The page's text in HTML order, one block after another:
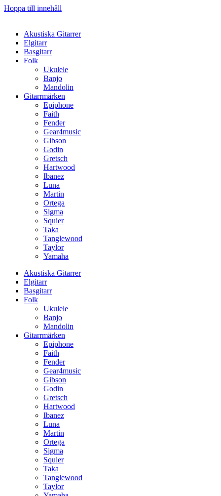
Hoppa till innehåll
Akustiska Gitarrer
Elgitarr
Basgitarr
Folk
Ukulele
Banjo
Mandolin
Gitarrmärken
Epiphone
Faith
Fender
Gear4music
Gibson
Godin
Gretsch
Hartwood
Ibanez
Luna
Martin
Ortega
Sigma
Squier
Taka
Tanglewood
Taylor
Yamaha
Akustiska Gitarrer
Elgitarr
Basgitarr
Folk
Ukulele
Banjo
Mandolin
Gitarrmärken
Epiphone
Faith
Fender
Gear4music
Gibson
Godin
Gretsch
Hartwood
Ibanez
Luna
Martin
Ortega
Sigma
Squier
Taka
Tanglewood
Taylor